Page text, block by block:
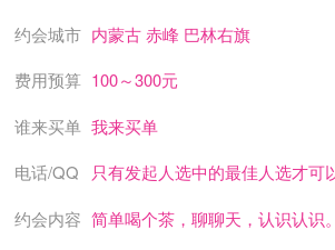
约会城市 内蒙古 赤峰 巴林右旗
费用预算 100～300元
谁来买单 我来买单
电话/QQ
只有发起人选中的最佳人选才可
约会内容 简单喝个茶，聊聊天，认识认识。